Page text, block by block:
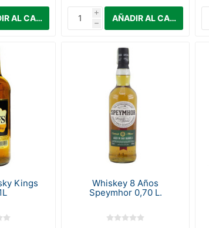
i
h
Kings
Whiskey 8 Años
Speymhor 0,70 L.